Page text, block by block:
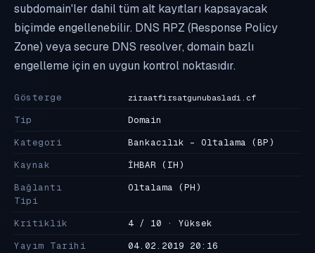
subdomain'ler dahil tüm alt kayıtları kapsayacak
biçimde engellenebilir. DNS RPZ (Response Policy
Zone) veya secure DNS resolver, domain bazlı
engelleme için en uygun kontrol noktasıdır.
Gösterge ziraatfirsatgunubasladi.cf
Tip
Domain
Kategori
Bankacılık - Oltalama (BP)
Kaynak
İHBAR (IH)
Bağlantı
Tipi
Oltalama (PH)
Kritiklik
4 / 10 · Yüksek
Yayım Tarihi
04.02.2019 20:16